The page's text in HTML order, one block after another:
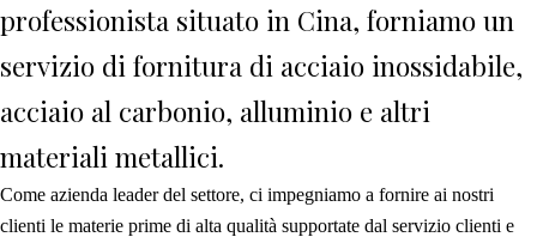
professionista situato in Cina, forniamo un
servizio di fornitura di acciaio inossidabile,
acciaio al carbonio, alluminio e altri
materiali metallici.
Come azienda leader del settore, ci impegniamo a fornire ai nostri
clienti le materie prime di alta qualità supportate dal servizio clienti e